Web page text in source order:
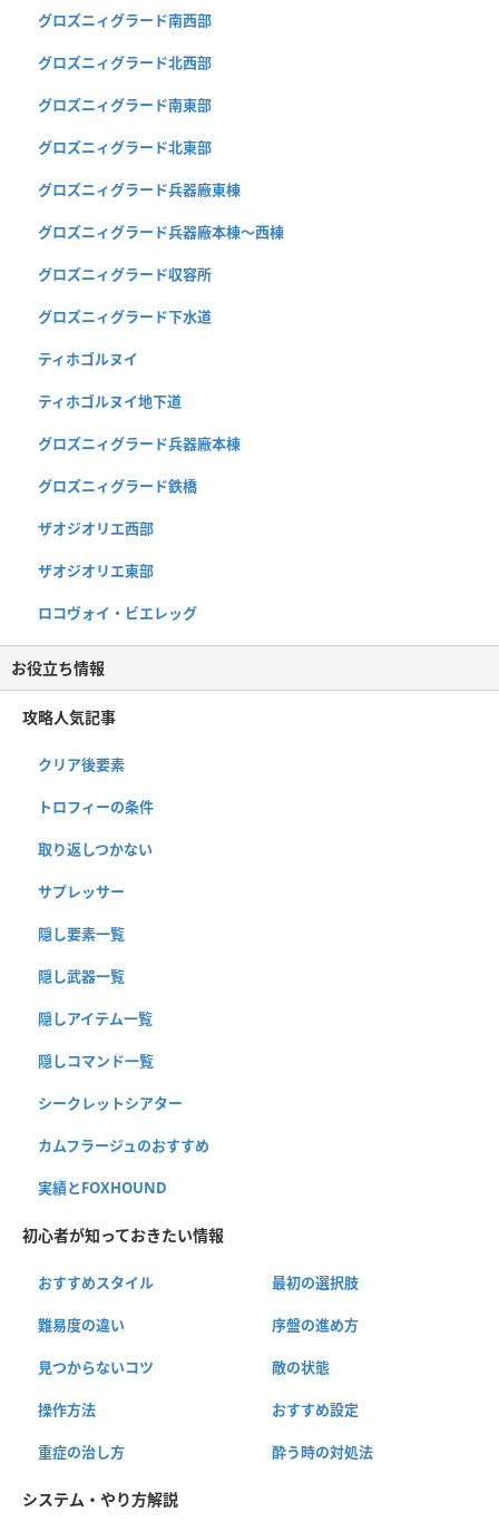
グロズニィグラード南西部
グロズニィグラード北西部
グロズニィグラード南東部
グロズニィグラード北東部
グロズニィグラード兵器廠東棟
グロズニィグラード兵器廠本棟〜西棟
グロズニィグラード収容所
グロズニィグラード下水道
ティホゴルヌイ
ティホゴルヌイ地下道
グロズニィグラード兵器廠本棟
グロズニィグラード鉄橋
ザオジオリエ西部
ザオジオリエ東部
ロコヴォイ・ビエレッグ
お役立ち情報
攻略人気記事
クリア後要素
トロフィーの条件
取り返しつかない
サプレッサー
隠し要素一覧
隠し武器一覧
隠しアイテム一覧
隠しコマンド一覧
シークレットシアター
カムフラージュのおすすめ
実績とFOXHOUND
初心者が知っておきたい情報
おすすめスタイル 最初の選択肢
難易度の違い 序盤の進め方
見つからないコツ 敵の状態
操作方法 おすすめ設定
重症の治し方 酔う時の対処法
システム・やり方解説